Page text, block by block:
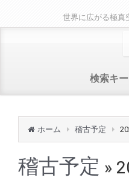
世界に広がる極
ホーム 稽古予定
稽古予定 »